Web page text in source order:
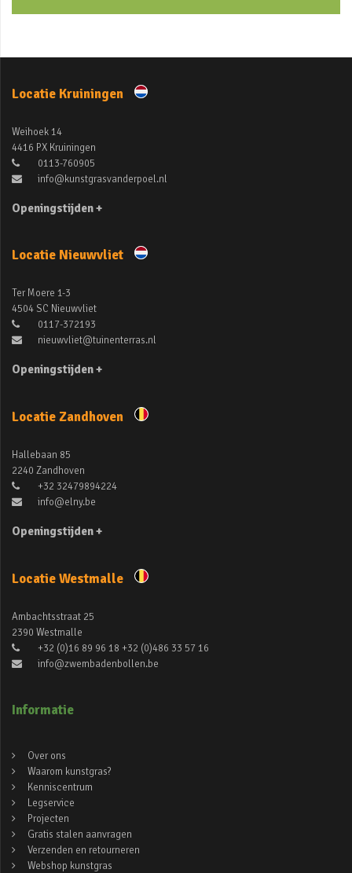
Locatie Kruiningen
Weihoek 14
4416 PX Kruiningen
0113-760905
info@kunstgrasvanderpoel.nl
Openingstijden +
Locatie Nieuwvliet
Ter Moere 1-3
4504 SC Nieuwvliet
0117-372193
nieuwvliet@tuinenterras.nl
Openingstijden +
Locatie Zandhoven
Hallebaan 85
2240 Zandhoven
+32 32479894224
info@elny.be
Openingstijden +
Locatie Westmalle
Ambachtsstraat 25
2390 Westmalle
+32 (0)16 89 96 18 +32 (0)486 33 57 16
info@zwembadenbollen.be
Informatie
Over ons
Waarom kunstgras?
Kenniscentrum
Legservice
Projecten
Gratis stalen aanvragen
Verzenden en retourneren
Webshop kunstgras